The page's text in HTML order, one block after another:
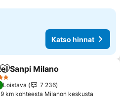
Katso hinnat
Lisää suosikkeihin
Sanpi Milano
Loistava
7 236
km kohteesta Milanon keskusta